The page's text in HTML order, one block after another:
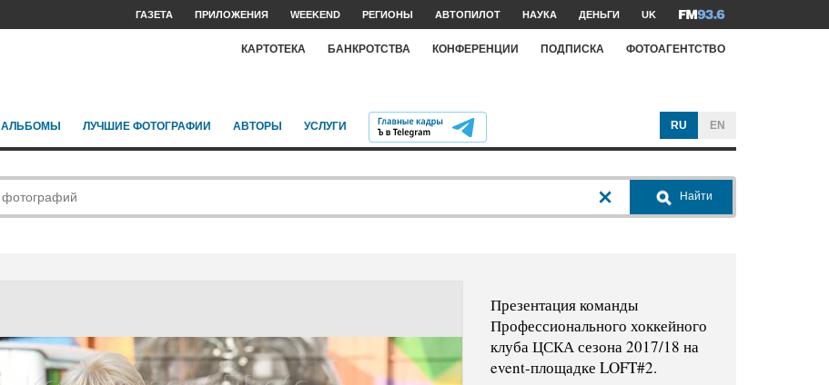
ГАЗЕТА ПРИЛОЖЕНИЯ WEEKEND РЕГИОНЫ АВТОПИЛОТ НАУКА ДЕНЬГИ UK
КАРТОТЕКА БАНКРОТСТВА КОНФЕРЕНЦИИ ПОДПИСКА ФОТОАГЕНТСТВО
АЛЬБОМЫ ЛУЧШИЕ ФОТОГРАФИИ АВТОРЫ УСЛУГИ RU EN
Найти
Презентация команды
Профессионального хоккейного
клуба ЦСКА сезона 2017/18 на
event-площадке LOFT#2.